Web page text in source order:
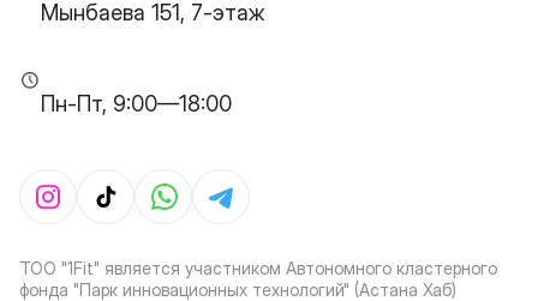
Мынбаева 151, 7-этаж
Пн-Пт, 9:00—18:00
ТОО "1Fit" является участником Автономного кластерного
фонда "Парк инновационных технологий" (Астана Хаб)